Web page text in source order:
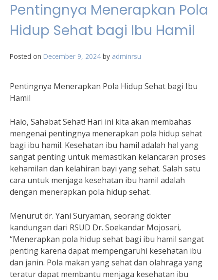
Pentingnya Menerapkan Pola
Hidup Sehat bagi Ibu Hamil
Posted on December 9, 2024 by adminrsu
Pentingnya Menerapkan Pola Hidup Sehat bagi Ibu
Hamil
Halo, Sahabat Sehat! Hari ini kita akan membahas
mengenai pentingnya menerapkan pola hidup sehat
bagi ibu hamil. Kesehatan ibu hamil adalah hal yang
sangat penting untuk memastikan kelancaran proses
kehamilan dan kelahiran bayi yang sehat. Salah satu
cara untuk menjaga kesehatan ibu hamil adalah
dengan menerapkan pola hidup sehat.
Menurut dr. Yani Suryaman, seorang dokter
kandungan dari RSUD Dr. Soekandar Mojosari,
“Menerapkan pola hidup sehat bagi ibu hamil sangat
penting karena dapat mempengaruhi kesehatan ibu
dan janin. Pola makan yang sehat dan olahraga yang
teratur dapat membantu menjaga kesehatan ibu